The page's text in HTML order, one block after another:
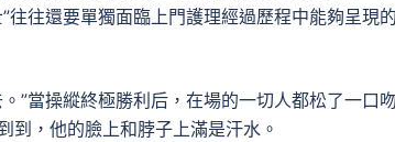
往還要單獨面臨上門護理經過歷程中能夠呈現
”當操縱終極勝利后，在場的一切人都松了一口吻
到，他的臉上和脖子上滿是汗水。